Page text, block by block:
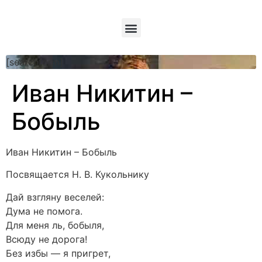
[searchform]
Иван Никитин –
Бобыль
Иван Никитин – Бобыль
Посвящается Н. В. Кукольнику
Дай взгляну веселей:
Дума не помога.
Для меня ль, бобыля,
Всюду не дорога!
Без избы — я пригрет,